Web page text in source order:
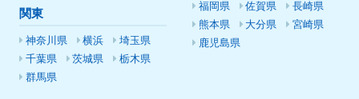
関東
神奈川県 横浜
埼玉県
千葉県
茨城県
栃木県
群馬県
福岡県 佐賀県
長崎県
熊本県
大分県
宮崎県
鹿児島県